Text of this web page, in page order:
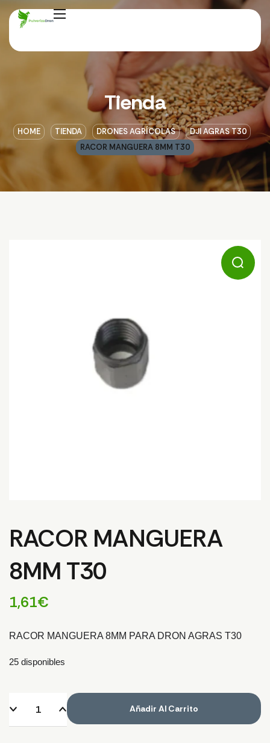
Tienda
HOME TIENDA DRONES AGRÍCOLAS
DJI AGRAS T30
RACOR MANGUERA 8MM T30
RACOR MANGUERA
8MM T30
1,61€
RACOR MANGUERA 8MM PARA DRON AGRAS T30
25 disponibles
Añadir Al Carrito